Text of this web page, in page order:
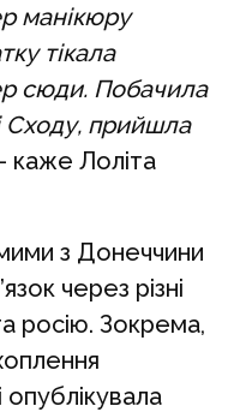
манікюру
тікала
сюди. Побачила
Сходу, прийшла
каже Лоліта
з Донеччини
через різні
росію. Зокрема,